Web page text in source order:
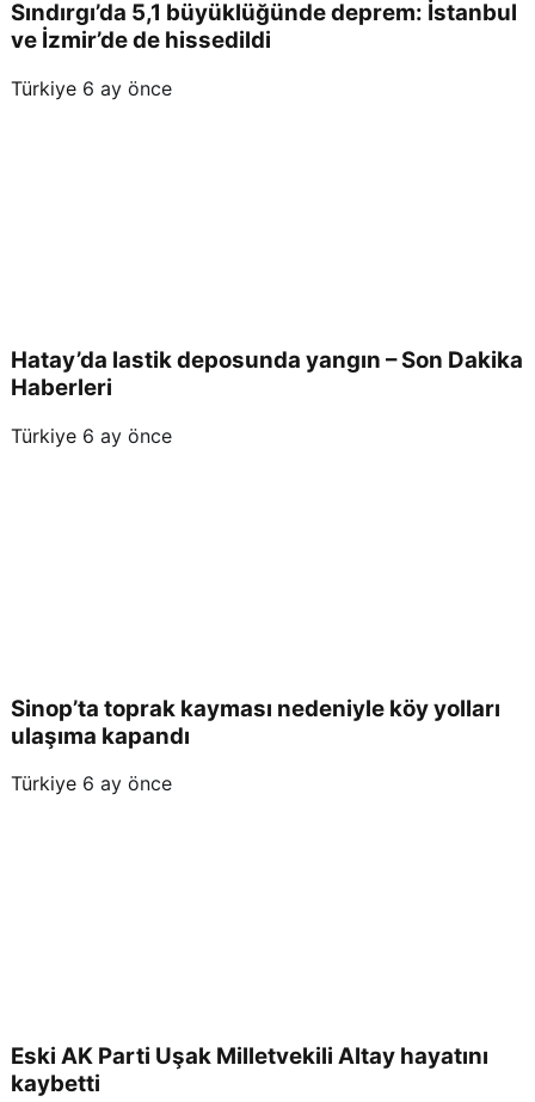
Sındırgı’da 5,1 büyüklüğünde deprem: İstanbul
ve İzmir’de de hissedildi
Türkiye 6 ay önce
Hatay’da lastik deposunda yangın – Son Dakika
Haberleri
Türkiye 6 ay önce
Sinop’ta toprak kayması nedeniyle köy yolları
ulaşıma kapandı
Türkiye 6 ay önce
Eski AK Parti Uşak Milletvekili Altay hayatını
kaybetti